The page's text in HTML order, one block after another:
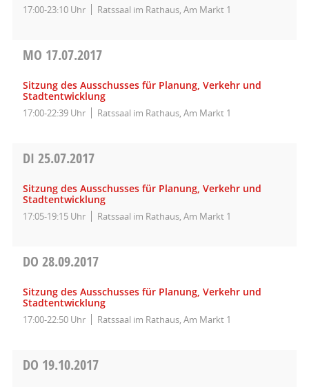
17:00-23:10 Uhr Ratssaal im Rathaus, Am Markt 1
MO 17.07.2017
Sitzung des Ausschusses für Planung, Verkehr und
Stadtentwicklung
17:00-22:39 Uhr Ratssaal im Rathaus, Am Markt 1
DI 25.07.2017
Sitzung des Ausschusses für Planung, Verkehr und
Stadtentwicklung
17:05-19:15 Uhr Ratssaal im Rathaus, Am Markt 1
DO 28.09.2017
Sitzung des Ausschusses für Planung, Verkehr und
Stadtentwicklung
17:00-22:50 Uhr Ratssaal im Rathaus, Am Markt 1
DO 19.10.2017